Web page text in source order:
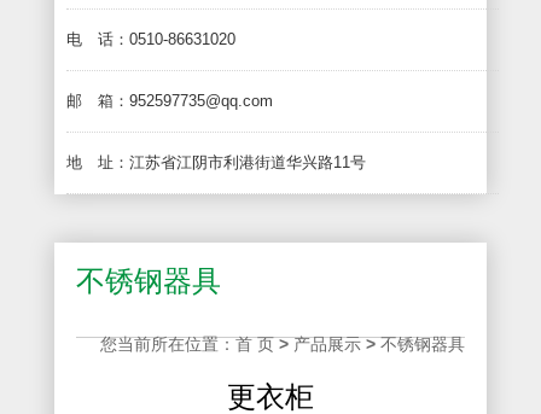
电 话：0510-86631020
邮 箱：952597735@qq.com
地 址：江苏省江阴市利港街道华兴路11号
不锈钢器具
您当前所在位置：首 页 > 产品展示 > 不锈钢器具
更衣柜